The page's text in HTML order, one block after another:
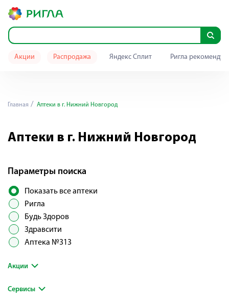
Акции Распродажа Яндекс Сплит Ригла
Главная Аптеки в г. Нижний Новгород
Аптеки в г. Нижний Новгород
Параметры поиска
Показать все аптеки
Ригла
Будь Здоров
Здравсити
Аптека №313
Акции
Сервисы